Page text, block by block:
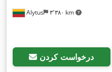
Alytus ۳٬۳۸۰ km
درخواست کردن